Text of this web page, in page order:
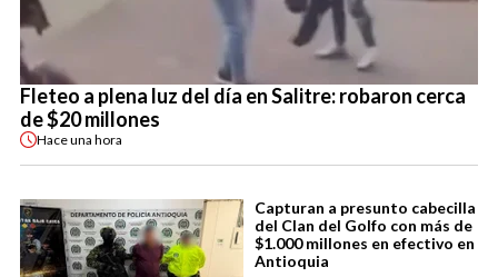
Fleteo a plena luz del día en Salitre: robaron cerca
de $20 millones
Haceuna hora
Capturan a presunto cabecilla
del Clan del Golfo con más de
$1.000 millones en efectivo en
Antioquia